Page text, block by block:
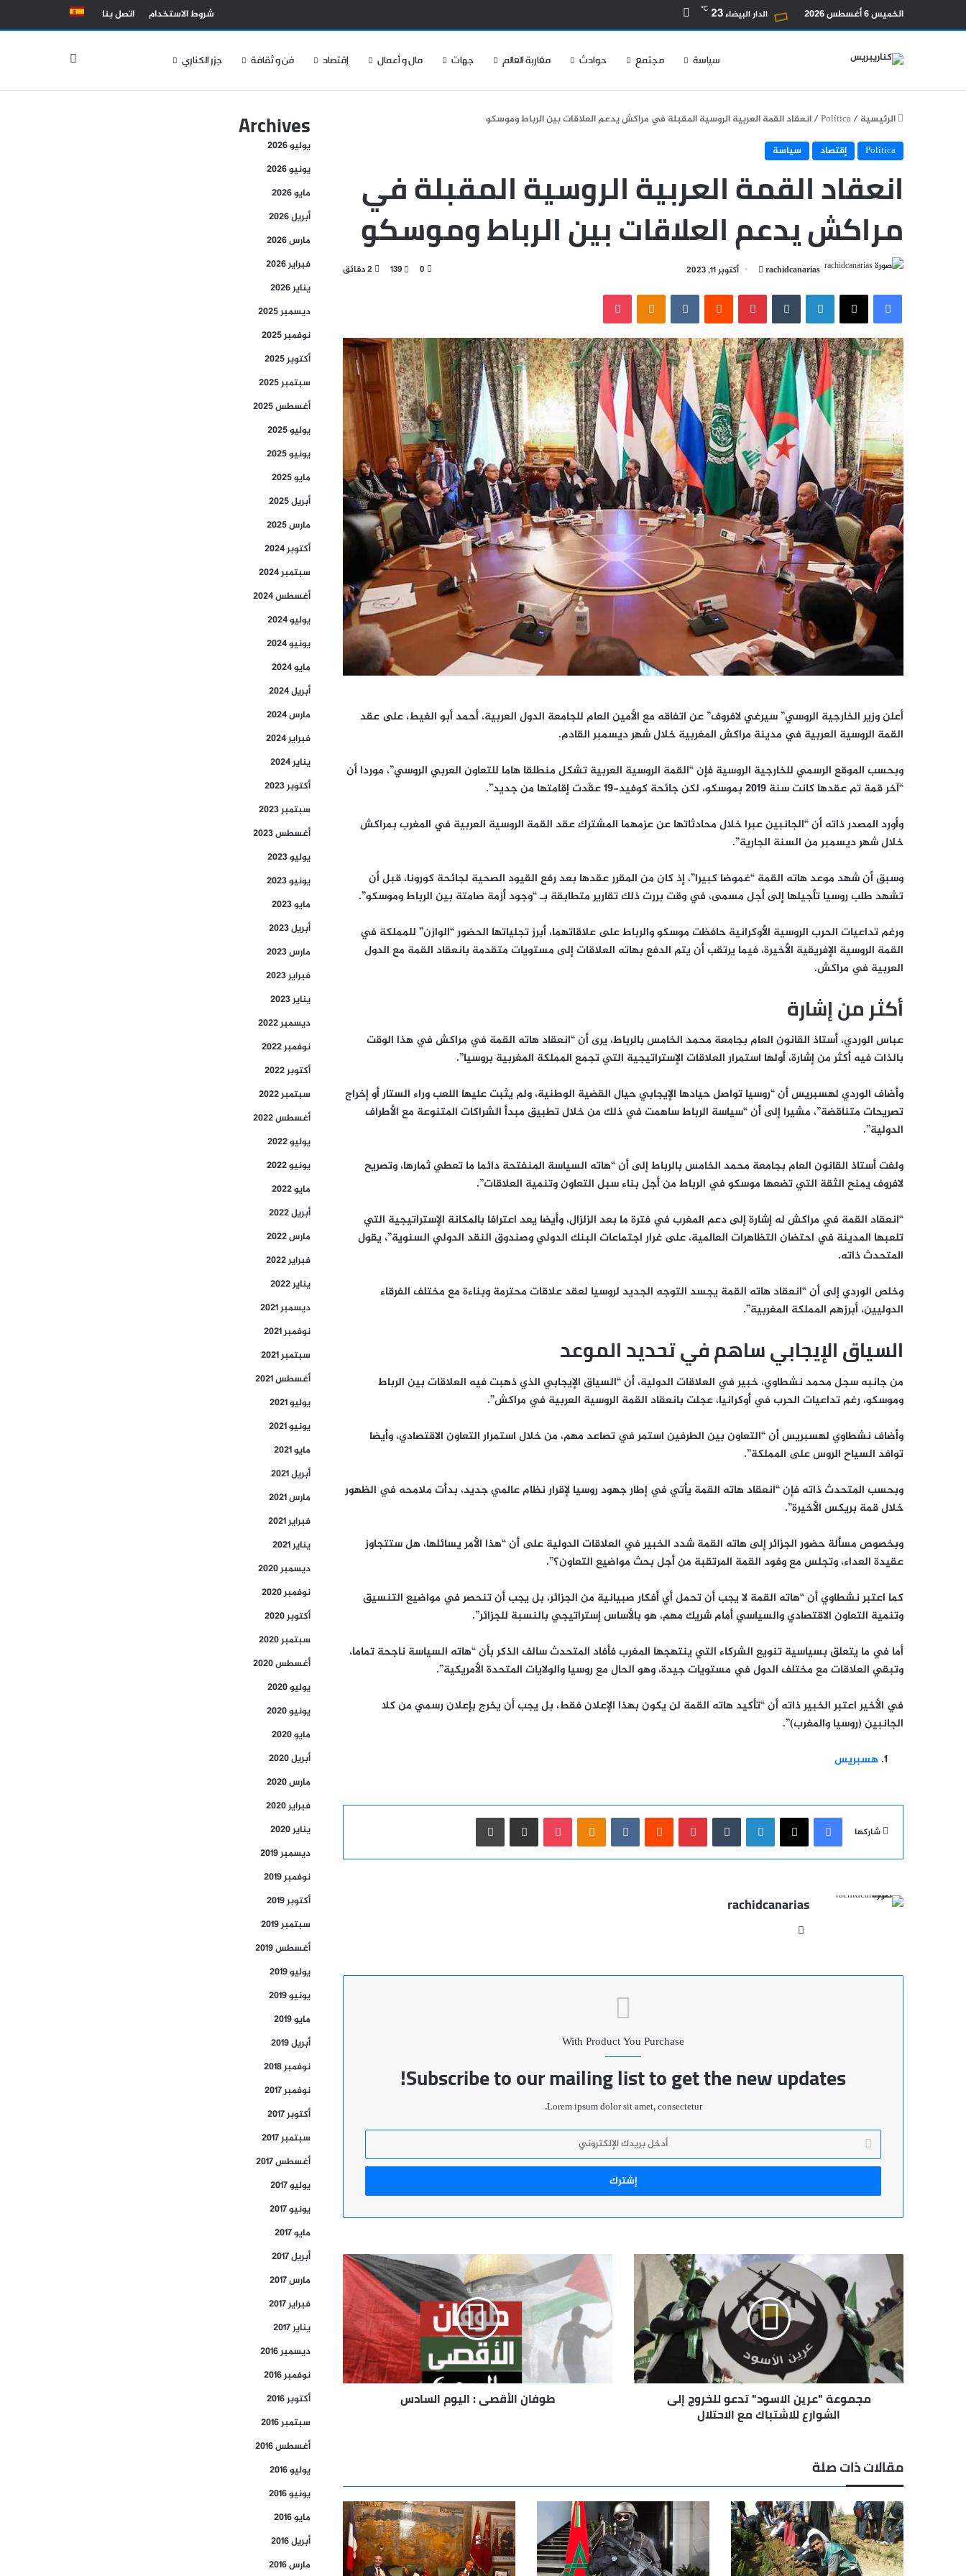
الخميس 6 أغسطس 2026 الدار البيضاء23
℃ شروط الاستخدام اتصل بنا
سياسة مجتمع حوادث مغاربة العالم جهات مال و أعمال إقتصاد فن و ثقافة جزر الكناري
الرئيسية/
Política
/انعقاد القمة العربية الروسية المقبلة في مراكش يدعم العلاقات بين الرباط وموسكو
Política
إقتصاد سياسة
انعقاد القمة العربية الروسية المقبلة في
مراكش يدعم العلاقات بين الرباط وموسكو
rachidcanarias
أرسل
إلكترونيا
أكتوبر 11, 2023 0
139
فيسبوك‫X لينكدإن بينتيريست Odnoklassniki
‫Pocket
أعلن وزير الخارجية الروسي” سيرغي لافروف” عن اتفاقه مع الأمين العام للجامعة الدول العربية، أحمد أبو الغيط، على عقد
القمة الروسية العربية في مدينة مراكش المغربية خلال شهر ديسمبر القادم.
وبحسب الموقع الرسمي للخارجية الروسية فإن “القمة الروسية العربية تشكل منطلقا هاما للتعاون العربي الروسي”، موردا أن
“آخر قمة تم عقدها كانت سنة 2019 بموسكو، لكن جائحة كوفيد-19 عقّدت إقامتها من جديد”.
وأورد المصدر ذاته أن “الجانبين عبرا خلال محادثاتها عن عزمهما المشترك عقد القمة الروسية العربية في المغرب بمراكش
خلال شهر ديسمبر من السنة الجارية”.
وسبق أن شهد موعد هاته القمة “غموضا كبيرا”، إذ كان من المقرر عقدها بعد رفع القيود الصحية لجائحة كورونا، قبل أن
تشهد طلب روسيا تأجيلها إلى أجل مسمى، في وقت بررت ذلك تقارير متطابقة بـ “وجود أزمة صامتة بين الرباط وموسكو”.
ورغم تداعيات الحرب الروسية الأوكرانية حافظت موسكو والرباط على علاقاتهما، أبرز تجلياتها الحضور “الوازن” للمملكة في
القمة الروسية الإفريقية الأخيرة، فيما يرتقب أن يتم الدفع بهاته العلاقات إلى مستويات متقدمة بانعقاد القمة مع الدول
العربية في مراكش.
أكثر من إشارة
عباس الوردي، أستاذ القانون العام بجامعة محمد الخامس بالرباط، يرى أن “انعقاد هاته القمة في مراكش في هذا الوقت
بالذات فيه أكثر من إشارة، أولها استمرار العلاقات الإستراتيجية التي تجمع المملكة المغربية بروسيا”.
وأضاف الوردي لهسبريس أن “روسيا تواصل حيادها الإيجابي حيال القضية الوطنية، ولم يثبت عليها اللعب وراء الستار أو إخراج
تصريحات متناقضة”، مشيرا إلى أن “سياسة الرباط ساهمت في ذلك من خلال تطبيق مبدأ الشراكات المتنوعة مع الأطراف
الدولية”.
ولفت أستاذ القانون العام بجامعة محمد الخامس بالرباط إلى أن “هاته السياسة المنفتحة دائما ما تعطي ثمارها، وتصريح
لافروف يمنح الثقة التي تضعها موسكو في الرباط من أجل بناء سبل التعاون وتنمية العلاقات”.
“انعقاد القمة في مراكش له إشارة إلى دعم المغرب في فترة ما بعد الزلزال، وأيضا يعد اعترافا بالمكانة الإستراتيجية التي
تلعبها المدينة في احتضان التظاهرات العالمية، على غرار اجتماعات البنك الدولي وصندوق النقد الدولي السنوية”، يقول
المتحدث ذاته.
وخلص الوردي إلى أن “انعقاد هاته القمة يجسد التوجه الجديد لروسيا لعقد علاقات محترمة وبناءة مع مختلف الفرقاء
الدوليين، أبرزهم المملكة المغربية”.
السياق الإيجابي ساهم في تحديد الموعد
من جانبه سجل محمد نشطاوي، خبير في العلاقات الدولية، أن “السياق الإيجابي الذي ذهبت فيه العلاقات بين الرباط
وموسكو، رغم تداعيات الحرب في أوكرانيا، عجلت بانعقاد القمة الروسية العربية في مراكش”.
وأضاف نشطاوي لهسبريس أن “التعاون بين الطرفين استمر في تصاعد مهم، من خلال استمرار التعاون الاقتصادي، وأيضا
توافد السياح الروس على المملكة”.
وبحسب المتحدث ذاته فإن “انعقاد هاته القمة يأتي في إطار جهود روسيا لإقرار نظام عالمي جديد، بدأت ملامحه في الظهور
خلال قمة بريكس الأخيرة”.
وبخصوص مسألة حضور الجزائر إلى هاته القمة شدد الخبير في العلاقات الدولية على أن “هذا الأمر يسائلها، هل ستتجاوز
عقيدة العداء، وتجلس مع وفود القمة المرتقبة من أجل بحث مواضيع التعاون؟”.
كما اعتبر نشطاوي أن “هاته القمة لا يجب أن تحمل أي أفكار صبيانية من الجزائر، بل يجب أن تنحصر في مواضيع التنسيق
وتنمية التعاون الاقتصادي والسياسي أمام شريك مهم، هو بالأساس إستراتيجي بالنسبة للجزائر”.
أما في ما يتعلق بسياسية تنويع الشركاء التي ينتهجها المغرب فأفاد المتحدث سالف الذكر بأن “هاته السياسة ناجحة تماما،
وتبقي العلاقات مع مختلف الدول في مستويات جيدة، وهو الحال مع روسيا والولايات المتحدة الأمريكية”.
في الأخير اعتبر الخبير ذاته أن “تأكيد هاته القمة لن يكون بهذا الإعلان فقط، بل يجب أن يخرج بإعلان رسمي من كلا
الجانبين (روسيا والمغرب)”.
هسبريس
شاركها
فيسبوك‫X لينكدإن بينتيريست Odnoklassniki
‫Pocket مشاركة عبر البريد طباعة
rachidcanarias
With Product You Purchase
Subscribe to our mailing list to get the new updates!
Lorem ipsum dolor sit amet, consectetur.
أدخل
بريدك
الإلكتروني
مجموعة
"عرين
الاسود"
تدعو
للخروج
إلى
الشوارع
للاشتباك
مع
مجموعة "عرين الاسود" تدعو للخروج إلى
الشوارع للاشتباك مع الاحتلال
طوفان
الأقصى
اليوم
السادس
طوفان الأقصى : اليوم السادس
مقالات ذات صلة
Archives
يوليو 2026
يونيو 2026
مايو 2026
أبريل 2026
مارس 2026
فبراير 2026
يناير 2026
ديسمبر 2025
نوفمبر 2025
أكتوبر 2025
سبتمبر 2025
أغسطس 2025
يوليو 2025
يونيو 2025
مايو 2025
أبريل 2025
مارس 2025
أكتوبر 2024
سبتمبر 2024
أغسطس 2024
يوليو 2024
يونيو 2024
مايو 2024
أبريل 2024
مارس 2024
فبراير 2024
يناير 2024
أكتوبر 2023
سبتمبر 2023
أغسطس 2023
يوليو 2023
يونيو 2023
مايو 2023
أبريل 2023
مارس 2023
فبراير 2023
يناير 2023
ديسمبر 2022
نوفمبر 2022
أكتوبر 2022
سبتمبر 2022
أغسطس 2022
يوليو 2022
يونيو 2022
مايو 2022
أبريل 2022
مارس 2022
فبراير 2022
يناير 2022
ديسمبر 2021
نوفمبر 2021
سبتمبر 2021
أغسطس 2021
يوليو 2021
يونيو 2021
مايو 2021
أبريل 2021
مارس 2021
فبراير 2021
يناير 2021
ديسمبر 2020
نوفمبر 2020
أكتوبر 2020
سبتمبر 2020
أغسطس 2020
يوليو 2020
يونيو 2020
مايو 2020
أبريل 2020
مارس 2020
فبراير 2020
يناير 2020
ديسمبر 2019
نوفمبر 2019
أكتوبر 2019
سبتمبر 2019
أغسطس 2019
يوليو 2019
يونيو 2019
مايو 2019
أبريل 2019
نوفمبر 2018
نوفمبر 2017
أكتوبر 2017
سبتمبر 2017
أغسطس 2017
يوليو 2017
يونيو 2017
مايو 2017
أبريل 2017
مارس 2017
فبراير 2017
يناير 2017
ديسمبر 2016
نوفمبر 2016
أكتوبر 2016
سبتمبر 2016
أغسطس 2016
يوليو 2016
يونيو 2016
مايو 2016
أبريل 2016
مارس 2016